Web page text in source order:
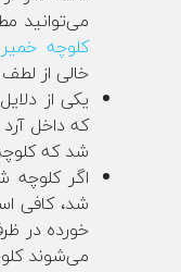
می‌توانید
کلوچه
خالی از
یکی از
که داخل
شد که
اگر کلوچه
شد، کافی
خورده در
می‌شوند